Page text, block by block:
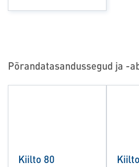
Põrandatasandussegud ja -
Kiilto 80